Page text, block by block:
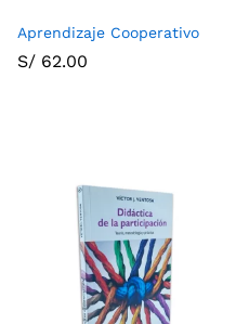
Aprendizaje Cooperativo
S/ 62.00